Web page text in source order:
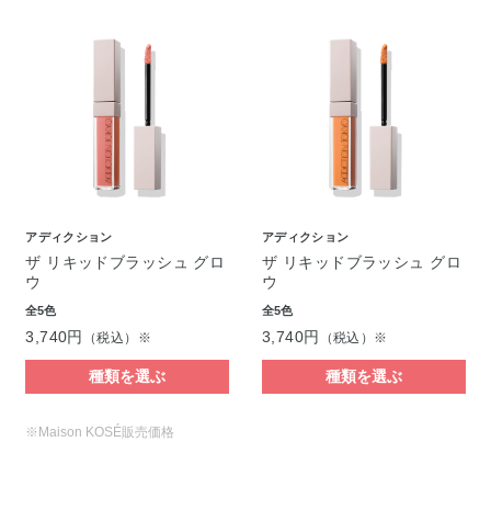
アディクション
ザ リキッドブラッシュ グロ
ウ
全5色
3,740円 （税込）※
種類を選ぶ
アディクション
ザ リキッドブラッシュ グロ
ウ
全5色
3,740円 （税込）※
種類を選ぶ
※Maison KOSÉ販売価格